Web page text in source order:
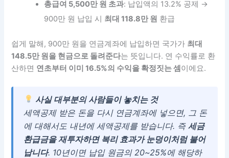
총급여 5,500만 원 초과: 납입액의 13.2% 공제 →
900만 원 납입 시 최대 118.8만 원 환급
쉽게 말해, 900만 원을 연금계좌에 납입하면 국가가 최대
148.5만 원을 현금으로 돌려준다는 뜻입니다. 연 수익률로 환
산하면 연초부터 이미 16.5%의 수익을 확정짓는 셈 이에요.
사실 대부분의 사람들이 놓치는 것
세액공제 받은 돈을 다시 연금계좌에 넣으면, 그 돈
에 대해서도 내년에 세액공제를 받습니다. 즉세금
환급금을 재투자하면 복리 효과가 눈덩이처럼 불어
납니다. 10년이면 납입 원금의 20~25%에 해당하